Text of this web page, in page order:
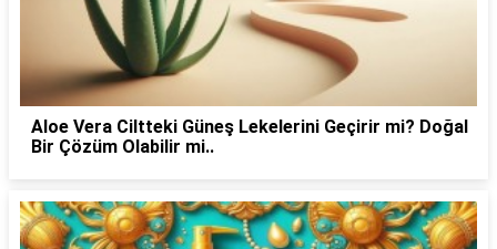
Aloe Vera Ciltteki Güneş Lekelerini Geçirir mi? Doğal
Bir Çözüm Olabilir mi..